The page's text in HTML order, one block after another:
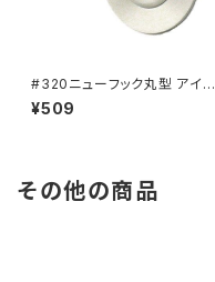
#320ニューフック丸型 アイボ
リー（901-1560）
¥509
その他の商品